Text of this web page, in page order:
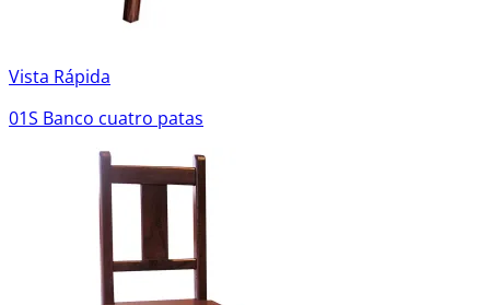
Vista Rápida
01S Banco cuatro patas